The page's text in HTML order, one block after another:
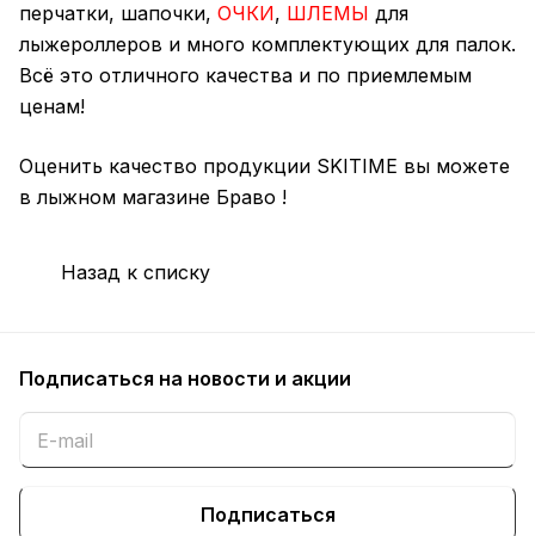
перчатки, шапочки, ОЧКИ, ШЛЕМЫ для
лыжероллеров и много комплектующих для палок.
Всё это отличного качества и по приемлемым
ценам!
Оценить качество продукции SKITIME вы можете
в лыжном магазине Браво !
Назад к списку
Подписаться на новости и акции
Подписаться